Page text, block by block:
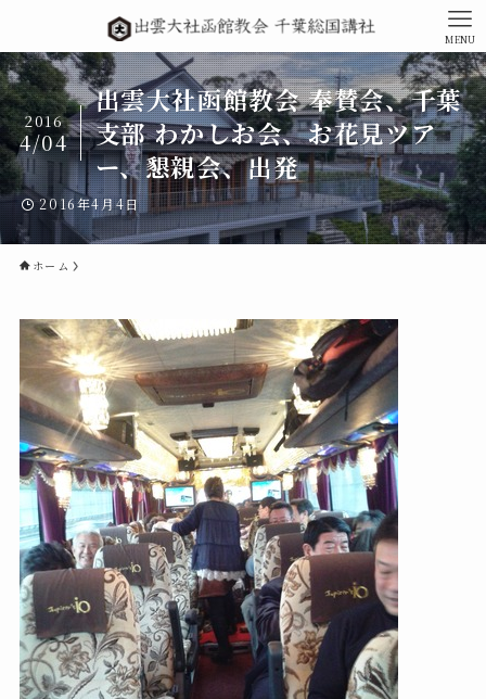
MENU
出雲大社函館教会 奉賛会、千葉
支部 わかしお会、お花見ツア
ー、懇親会、出発
2016
4/04
2016年4月4日
ホーム